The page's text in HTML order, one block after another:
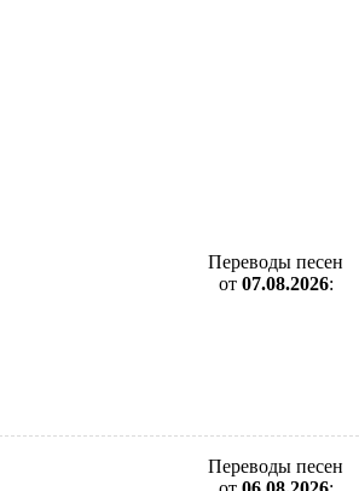
Переводы песен
от 07.08.2026:
Переводы песен